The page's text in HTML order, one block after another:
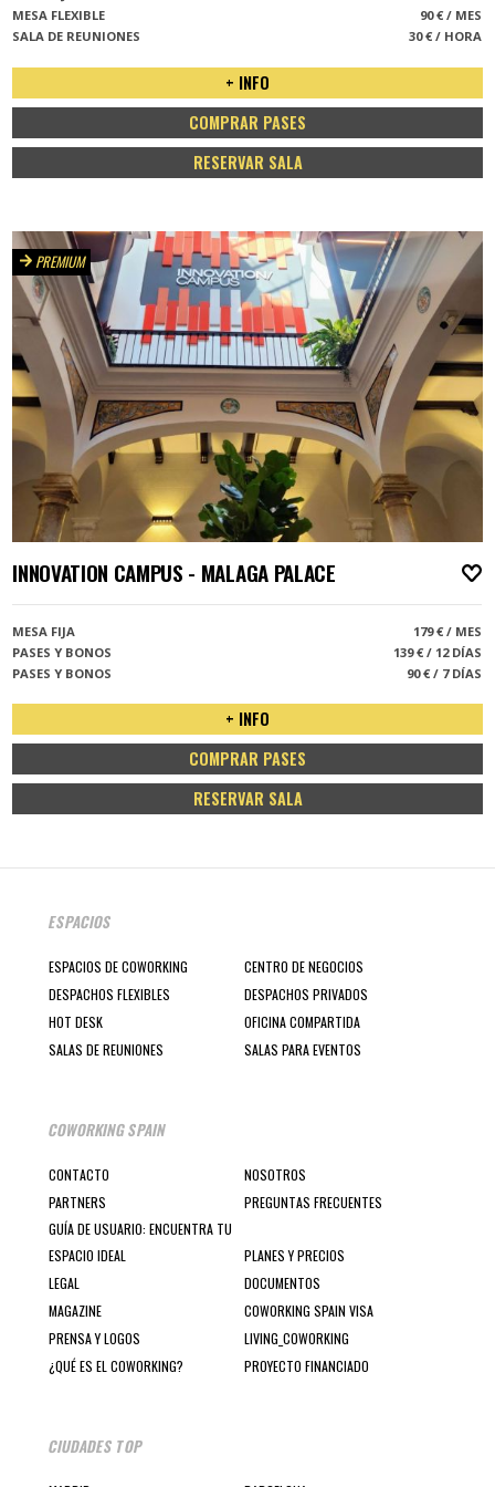
MESA FLEXIBLE
90 € / MES
SALA DE REUNIONES
30 € / HORA
+ INFO
COMPRAR PASES
RESERVAR SALA
PREMIUM
INNOVATION CAMPUS - MALAGA PALACE
MESA FIJA
179 € / MES
PASES Y BONOS
139 € / 12 DÍAS
PASES Y BONOS
90 € / 7 DÍAS
+ INFO
COMPRAR PASES
RESERVAR SALA
ESPACIOS
ESPACIOS DE COWORKING
CENTRO DE NEGOCIOS
DESPACHOS FLEXIBLES
DESPACHOS PRIVADOS
HOT DESK
OFICINA COMPARTIDA
SALAS DE REUNIONES
SALAS PARA EVENTOS
COWORKING SPAIN
CONTACTO
NOSOTROS
PARTNERS
PREGUNTAS FRECUENTES
GUÍA DE USUARIO: ENCUENTRA TU
ESPACIO IDEAL
PLANES Y PRECIOS
LEGAL
DOCUMENTOS
MAGAZINE
COWORKING SPAIN VISA
PRENSA Y LOGOS
LIVING_COWORKING
¿QUÉ ES EL COWORKING?
PROYECTO FINANCIADO
CIUDADES TOP